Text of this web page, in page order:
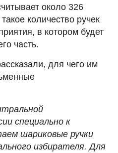
около 326
количество ручек
в котором будет
часть.
для чего им
специально к
шариковые ручки
избирателя. Для